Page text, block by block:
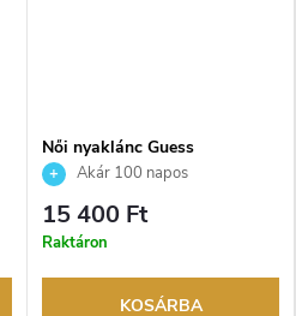
Női nyaklánc Guess
JUBN04643JWRHT
Akár 100 napos
visszaküldési lehetőség. Hivatalos
márkakereskedő.
15 400 Ft
Raktáron
KOSÁRBA